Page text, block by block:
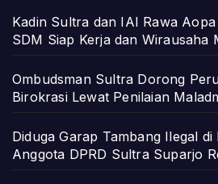
Kadin Sultra dan IAI Rawa
SDM Siap Kerja dan Wirausaha
Ombudsman Sultra Dorong
Birokrasi Lewat Penilaian
Diduga Garap Tambang Ilegal
Anggota DPRD Sultra Suparjo